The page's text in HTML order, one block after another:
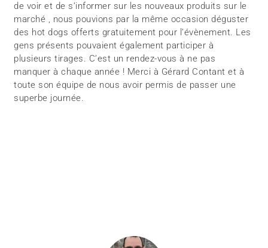
de voir et de s’informer sur les nouveaux produits sur le
marché , nous pouvions par la même occasion déguster
des hot dogs offerts gratuitement pour l’évènement. Les
gens présents pouvaient également participer à
plusieurs tirages. C’est un rendez-vous à ne pas
manquer à chaque année ! Merci à Gérard Contant et à
toute son équipe de nous avoir permis de passer une
superbe journée.